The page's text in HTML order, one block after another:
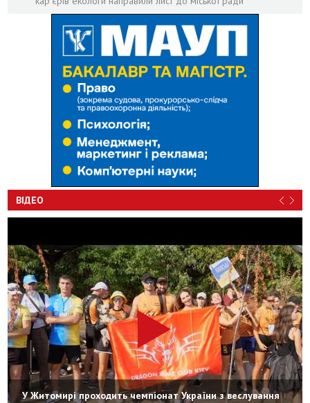
ВІДЕО
У Житомирі проходить чемпіонат України з веслування